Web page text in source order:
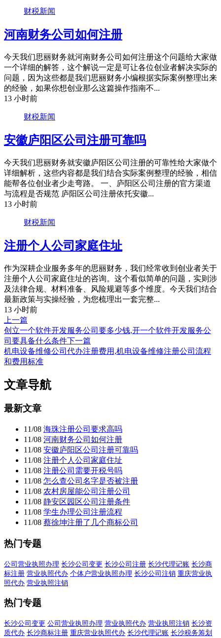
财税新闻
河南财务公司如何注册
今天我们思丽财务就河南财务公司如何注册这个问题给大家做
一个详细的解答，这个解说一定是可让各位创业者解决实际的
问题，因为这些都是我们思丽财务小编根据实际案例整理出来
的经验，如果你想创业那么这篇操作指南不...
13 小时前
财税新闻
安徽庐阳区公司注册可靠吗
今天我们思丽财务就安徽庐阳区公司注册的可靠性给大家做个
详细解析，这些内容都是我们结合实际案例整理的经验，相信
能帮各位创业者少走弯路。 一、庐阳区公司注册的官方渠道
与流程是否规范 庐阳区公司注册依托安徽...
13 小时前
财税新闻
注册个人公司家庭住址
作为深耕企业服务多年的思丽财务，我们经常收到创业者关于
注册个人公司家庭住址的咨询。这个看似简单的问题，实则涉
及法律合规、材料准备、风险规避等多个维度。今天我们结合
最新政策与实操经验，为您梳理出一套完整...
13 小时前
上一篇
创立一个软件开发服务公司要多少钱,开一个软件开发服务公
司要具备什么条件下一篇
机电设备维修公司代办注册费用,机电设备维修注册公司流程
和费用标准
文章导航
最新文章
11/08 海珠注册公司要求高吗
11/08 河南财务公司如何注册
11/08 安徽庐阳区公司注册可靠吗
11/08 注册个人公司家庭住址
11/08 注册公司需要开税号吗
11/08 怎么查公司名字是否被注册
11/08 农村房屋能公司注册公司
11/08 静安区园区公司注册条件
11/08 学生办理公司注册流程
11/08 蔡徐坤注册了几个商标公司
热门专题
公司营业执照办理 长沙公司变更 长沙公司注册 长沙代理记账 长沙商
标注册 营业执照代办 个体户营业执照办理 长沙公司注销 重庆营业执
照代办 营业执照注销
热门专题
长沙公司变更 公司营业执照办理 营业执照代办 营业执照注销 长沙资
质代办 长沙商标注册 重庆营业执照代办 长沙代理记账 长沙税务筹划